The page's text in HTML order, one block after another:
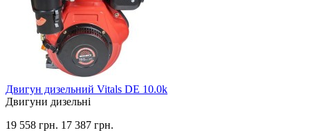
Двигун дизельний Vitals DE 10.0k
Двигуни дизельні
19 558 грн. 17 387 грн.